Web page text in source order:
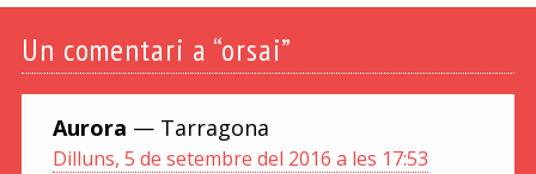
Un comentari a “orsai”
Aurora — Tarragona
Dilluns, 5 de setembre del 2016 a les 17:53